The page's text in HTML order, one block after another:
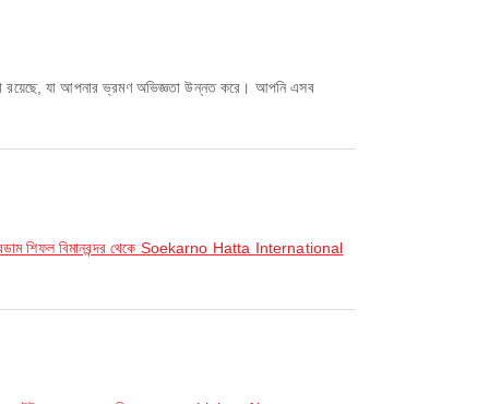
রয়েছে, যা আপনার ভ্রমণ অভিজ্ঞতা উন্নত করে। আপনি এসব
শিফল বিমানবন্দর থেকে Soekarno Hatta International